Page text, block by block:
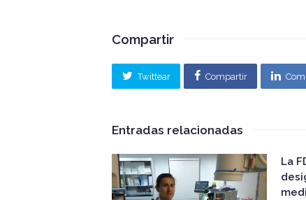
Compartir
Twittear Compartir
Entradas relacionadas
La